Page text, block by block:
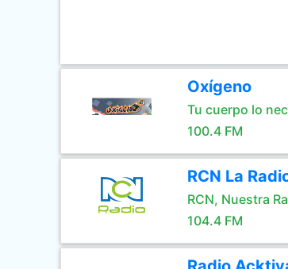
Oxígeno
Tu cuerpo lo
100.4 FM
RCN La
RCN, Nuestra
104.4 FM